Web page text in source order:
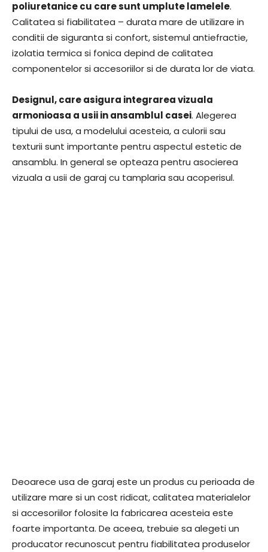
poliuretanice cu care sunt umplute lamelele.
Calitatea si fiabilitatea – durata mare de utilizare in
conditii de siguranta si confort, sistemul antiefractie,
izolatia termica si fonica depind de calitatea
componentelor si accesoriilor si de durata lor de viata.
Designul, care asigura integrarea vizuala
armonioasa a usii in ansamblul casei. Alegerea
tipului de usa, a modelului acesteia, a culorii sau
texturii sunt importante pentru aspectul estetic de
ansamblu. In general se opteaza pentru asocierea
vizuala a usii de garaj cu tamplaria sau acoperisul.
Deoarece usa de garaj este un produs cu perioada de
utilizare mare si un cost ridicat, calitatea materialelor
si accesoriilor folosite la fabricarea acesteia este
foarte importanta. De aceea, trebuie sa alegeti un
producator recunoscut pentru fiabilitatea produselor